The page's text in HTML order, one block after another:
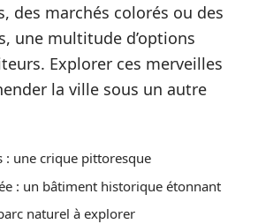
des marchés colorés ou des
une multitude d’options
Explorer ces merveilles
la ville sous un autre
: une crique pittoresque
: un bâtiment historique étonnant
naturel à explorer